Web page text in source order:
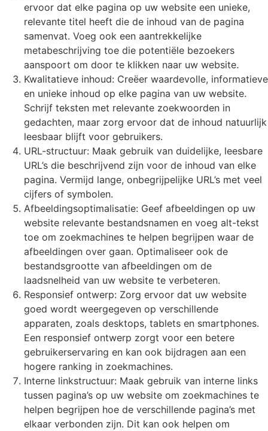
ervoor dat elke pagina op uw website een unieke,
relevante titel heeft die de inhoud van de pagina
samenvat. Voeg ook een aantrekkelijke
metabeschrijving toe die potentiële bezoekers
aanspoort om door te klikken naar uw website.
Kwalitatieve inhoud: Creëer waardevolle, informatieve
en unieke inhoud op elke pagina van uw website.
Schrijf teksten met relevante zoekwoorden in
gedachten, maar zorg ervoor dat de inhoud natuurlijk
leesbaar blijft voor gebruikers.
URL-structuur: Maak gebruik van duidelijke, leesbare
URL’s die beschrijvend zijn voor de inhoud van elke
pagina. Vermijd lange, onbegrijpelijke URL’s met veel
cijfers of symbolen.
Afbeeldingsoptimalisatie: Geef afbeeldingen op uw
website relevante bestandsnamen en voeg alt-tekst
toe om zoekmachines te helpen begrijpen waar de
afbeeldingen over gaan. Optimaliseer ook de
bestandsgrootte van afbeeldingen om de
laadsnelheid van uw website te verbeteren.
Responsief ontwerp: Zorg ervoor dat uw website
goed wordt weergegeven op verschillende
apparaten, zoals desktops, tablets en smartphones.
Een responsief ontwerp zorgt voor een betere
gebruikerservaring en kan ook bijdragen aan een
hogere ranking in zoekmachines.
Interne linkstructuur: Maak gebruik van interne links
tussen pagina’s op uw website om zoekmachines te
helpen begrijpen hoe de verschillende pagina’s met
elkaar verbonden zijn. Dit kan ook helpen om